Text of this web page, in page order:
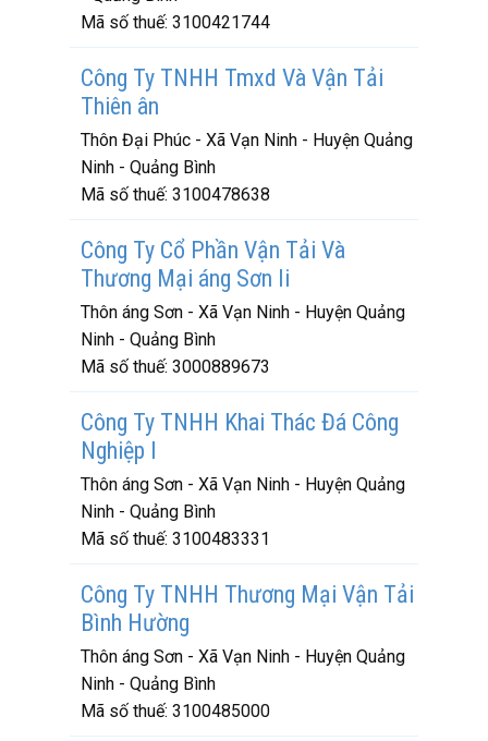
Mã số thuế: 3100421744
Công Ty TNHH Tmxd Và Vận Tải
Thiên ân
Thôn Đại Phúc - Xã Vạn Ninh - Huyện Quảng
Ninh - Quảng Bình
Mã số thuế: 3100478638
Công Ty Cổ Phần Vận Tải Và
Thương Mại áng Sơn Ii
Thôn áng Sơn - Xã Vạn Ninh - Huyện Quảng
Ninh - Quảng Bình
Mã số thuế: 3000889673
Công Ty TNHH Khai Thác Đá Công
Nghiệp I
Thôn áng Sơn - Xã Vạn Ninh - Huyện Quảng
Ninh - Quảng Bình
Mã số thuế: 3100483331
Công Ty TNHH Thương Mại Vận Tải
Bình Hường
Thôn áng Sơn - Xã Vạn Ninh - Huyện Quảng
Ninh - Quảng Bình
Mã số thuế: 3100485000